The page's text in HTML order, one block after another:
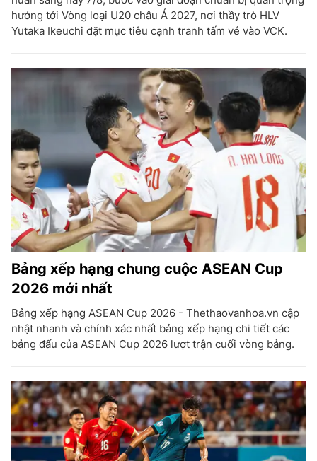
hướng tới Vòng loại U20 châu Á 2027, nơi thầy trò HLV
Yutaka Ikeuchi đặt mục tiêu cạnh tranh tấm vé vào VCK.
Bảng xếp hạng chung cuộc ASEAN Cup
2026 mới nhất
Bảng xếp hạng ASEAN Cup 2026 - Thethaovanhoa.vn cập
nhật nhanh và chính xác nhất bảng xếp hạng chi tiết các
bảng đấu của ASEAN Cup 2026 lượt trận cuối vòng bảng.